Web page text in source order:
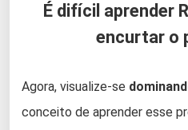
É difícil aprender
encurtar o
Agora, visualize-se
conceito de aprender esse